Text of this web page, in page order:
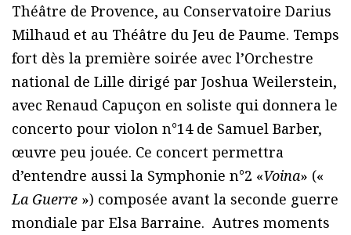
Théâtre de Provence, au Conservatoire Darius
Milhaud et au Théâtre du Jeu de Paume. Temps
fort dès la première soirée avec l’Orchestre
national de Lille dirigé par Joshua Weilerstein,
avec Renaud Capuçon en soliste qui donnera le
concerto pour violon n°14 de Samuel Barber,
œuvre peu jouée. Ce concert permettra
d’entendre aussi la Symphonie n°2 «Voina» («
La Guerre ») composée avant la seconde guerre
mondiale par Elsa Barraine. Autres moments